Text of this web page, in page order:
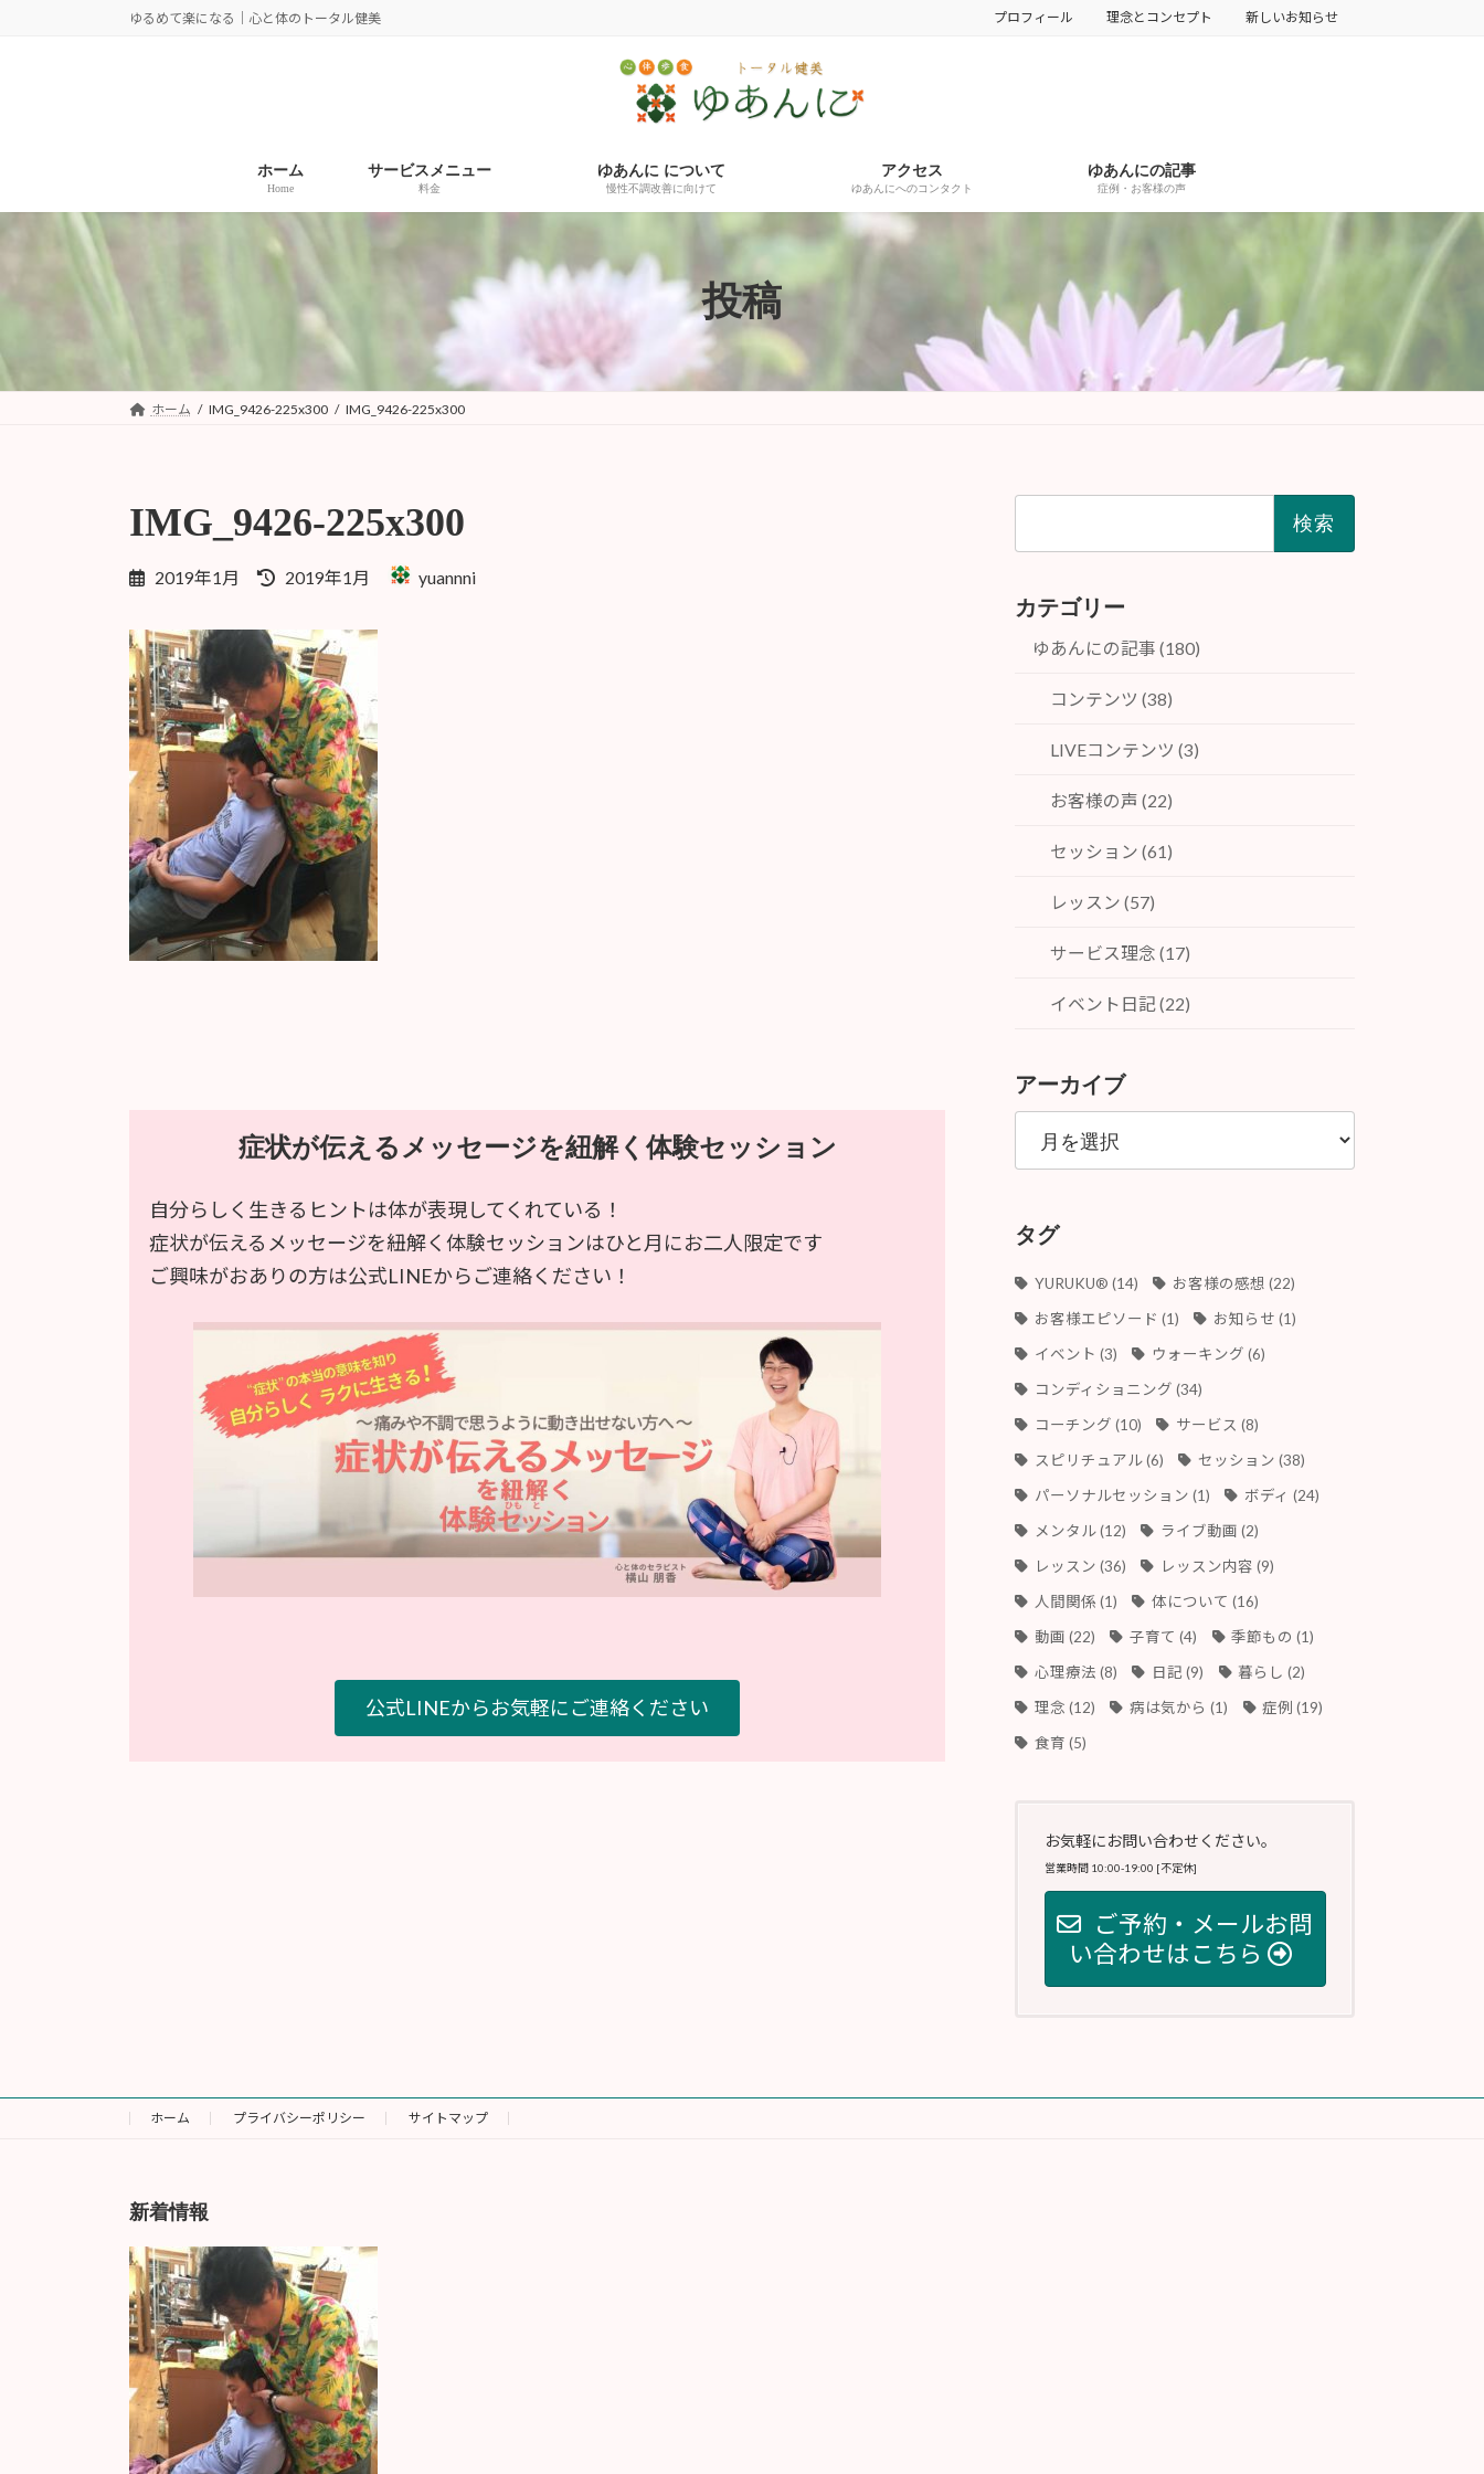
キ
に
ゆるめて楽になる｜心と体のトータル健美 プロフィール 理念とコンセプト 新しいお知らせ
ホーム
Home
サービスメニュー
料金
ゆあんに について
慢性不調改善に向けて
アクセス
ゆあんにへのコンタクト
ゆあんにの記事
症例・お客様の声
投稿
ホーム IMG_9426-225x300 IMG_9426-225x300
IMG_9426-225x300
2019年1月
最
新
日
時
:
2019年1月 yuannni
症状が伝えるメッセージを紐解く体験セッション
自分らしく生きるヒントは体が表現してくれている！
症状が伝えるメッセージを紐解く体験セッションはひと月にお二人限定です
ご興味がおありの方は公式LINEからご連絡ください！
公式LINEからお気軽にご連絡ください
カテゴリー
ゆあんにの記事 (180)
コンテンツ (38)
LIVEコンテンツ (3)
お客様の声 (22)
セッション (61)
レッスン (57)
サービス理念 (17)
イベント日記 (22)
アーカイブ
ア
カ
ブ
タグ
YURUKU®︎ (14) お客様の感想 (22)
お客様エピソード (1) お知らせ (1)
イベント (3) ウォーキング (6)
コンディショニング (34)
コーチング (10) サービス (8)
スピリチュアル(6) セッション (38)
パーソナルセッション (1) ボディ (24)
メンタル(12) ライブ動画 (2)
レッスン (36) レッスン内容 (9)
人間関係 (1) 体について (16)
動画 (22) 子育て (4) 季節もの (1)
心理療法 (8) 日記(9) 暮らし (2)
理念 (12) 病は気から (1) 症例 (19)
食育 (5)
お気軽にお問い合わせください。
営業時間 10:00-19:00 [不定休]
ご予約・メールお問
い合わせはこちら
ホーム プライバシーポリシー サイトマップ
新着情報